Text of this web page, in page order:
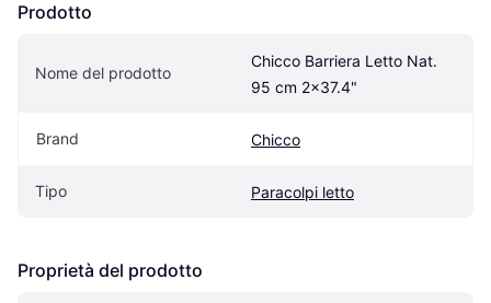
Prodotto
Nome del prodotto
Chicco Barriera Letto Nat.
95 cm 2x37.4"
Brand Chicco
Tipo Paracolpi letto
Proprietà del prodotto